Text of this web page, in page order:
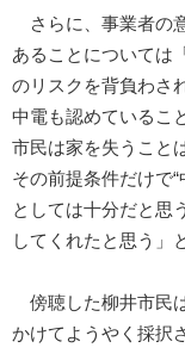
さらに、事業者の
あることについては
のリスクを背負わさ
中電も認めているこ
市民は家を失うこと
その前提条件だけで
としては十分だと思
してくれたと思う」
傍聴した柳井市民
かけてようやく採択